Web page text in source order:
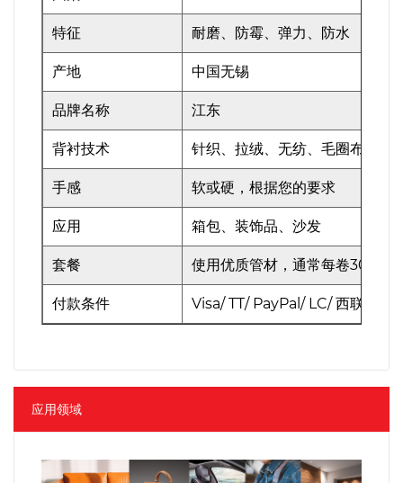
特征 耐磨、防霉、弹力、防水
产地 中国无锡
品牌名称 江东
背衬技术 针织、拉绒、无纺、毛圈布
手感 软或硬，根据您的要求
应用 箱包、装饰品、沙发
套餐 使用优质管材，通常每卷30m，
付款条件 Visa/ TT/ PayPal/ LC/ 西联汇款
应用领域